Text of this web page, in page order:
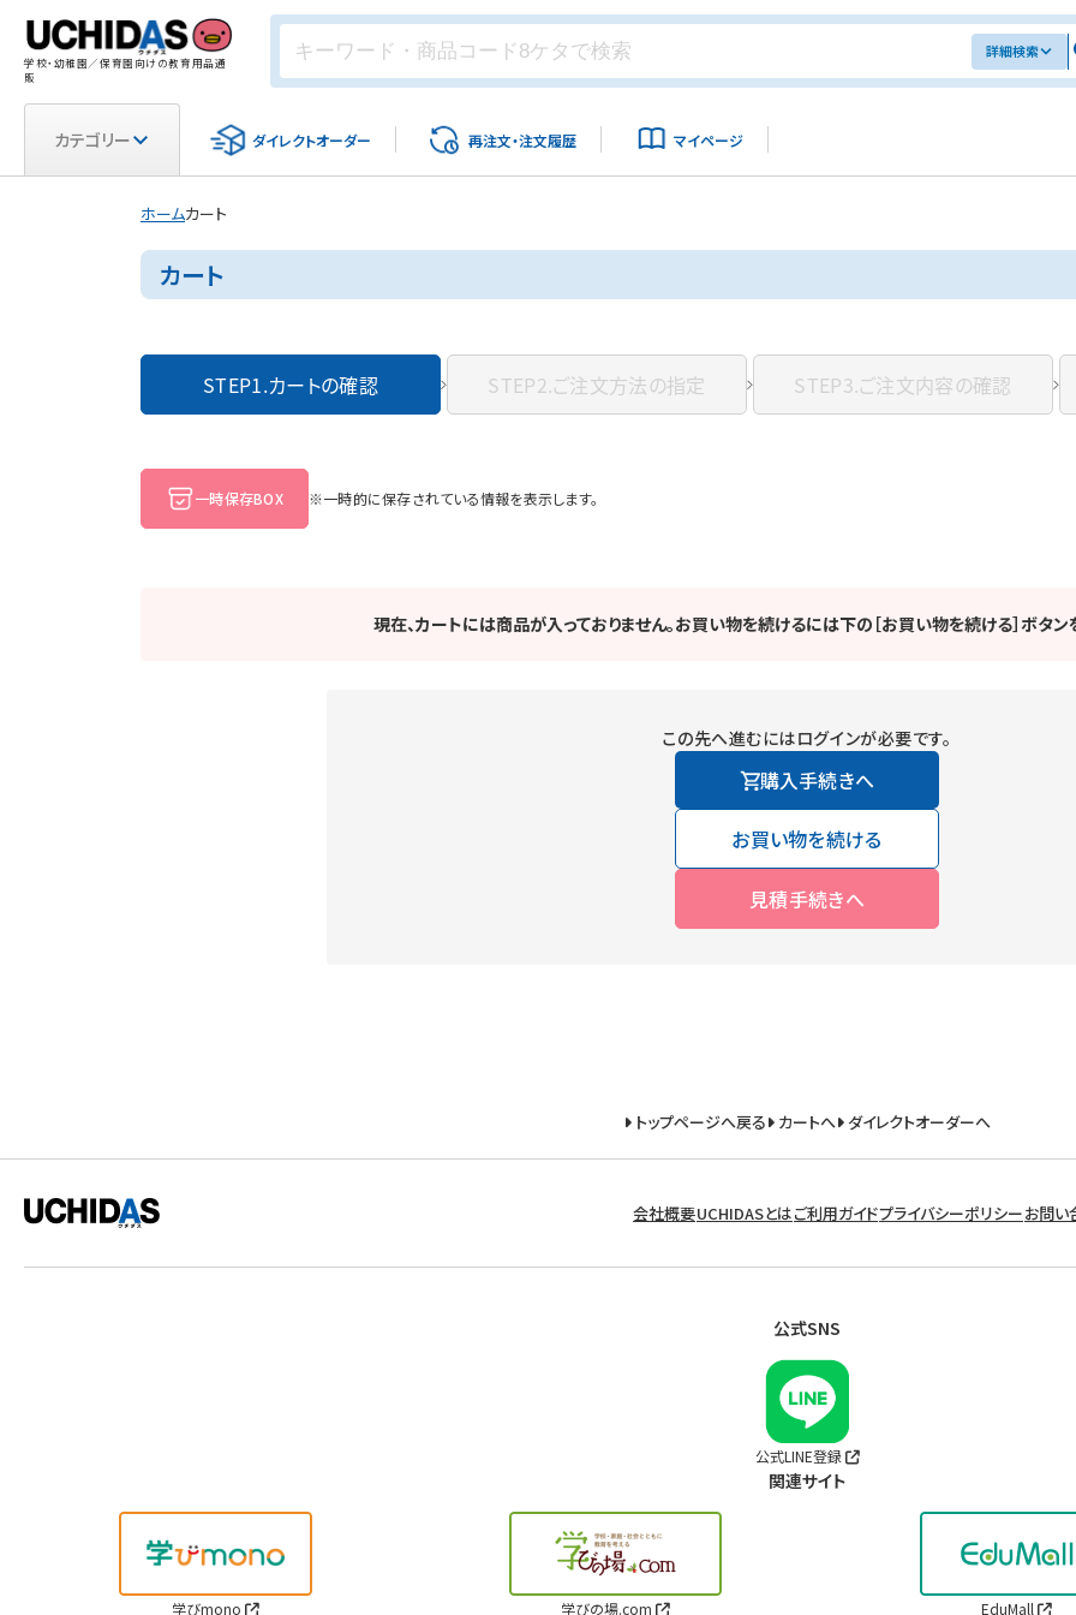
学校・幼稚園／保育園向けの教育用品通
販
詳細検索
カテゴリー ダイレクトオーダー 再注文・注文履歴 マイページ
ホームカート
カート
STEP1.カートの確認 STEP2.ご注文方法の指定 STEP3.ご注文内容の確認
一時保存BOX ※一時的に保存されている情報を表示します。
現在、カートには商品が入っておりません。お買い物を続けるには下の［お買い物を続ける］ボタン
この先へ進むにはログインが必要です。
購入手続きへ
お買い物を続ける
見積手続きへ
トップページへ戻る カートへ ダイレクトオーダーへ
会社概要UCHIDASとはご利用ガイドプライバシーポリシーお問い
公式SNS
公式LINE登録
関連サイト
学びmono 学びの場.com EduMall